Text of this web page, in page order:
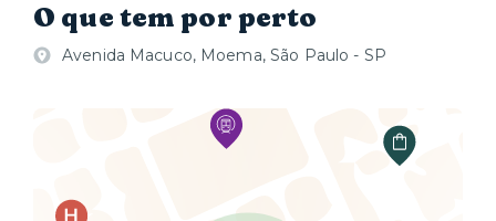
O que tem por perto
Avenida Macuco, Moema, São Paulo - SP